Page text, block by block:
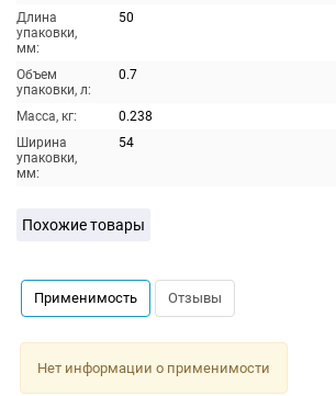
Длина
упаковки,
мм:
50
Объем
упаковки, л:
0.7
Масса, кг:
0.238
Ширина
упаковки,
мм:
54
Похожие товары
Применимость Отзывы
Нет информации о применимости